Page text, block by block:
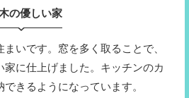
の優しい家
いです。窓を多く取ることで、
に仕上げました。キッチンのカ
きるようになっています。